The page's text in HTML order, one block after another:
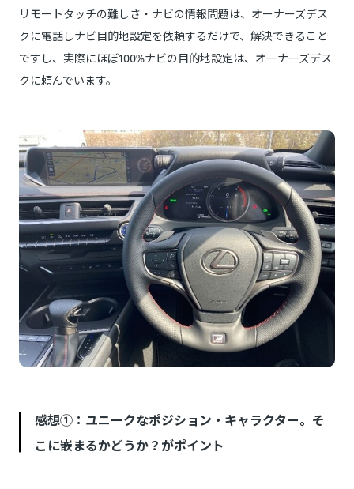
リモートタッチの難しさ・ナビの情報問題は、オーナーズデス
クに電話しナビ目的地設定を依頼するだけで、解決できること
ですし、実際にほぼ100%ナビの目的地設定は、オーナーズデス
クに頼んでいます。
感想①：ユニークなポジション・キャラクター。そ
こに嵌まるかどうか？がポイント